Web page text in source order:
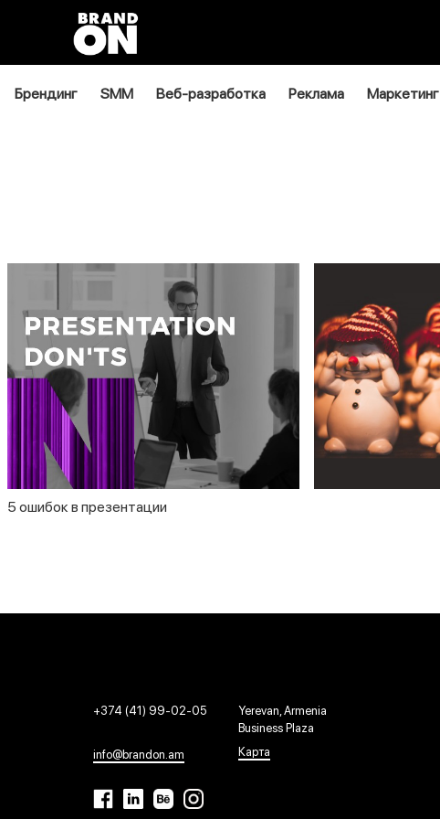
Брендинг SMM Веб-разработка Реклама Маркетинг
5 ошибок в презентации
+374 (41) 99-02-05
info@brandon.am
Yerevan, Armenia
Business Plaza
Карта